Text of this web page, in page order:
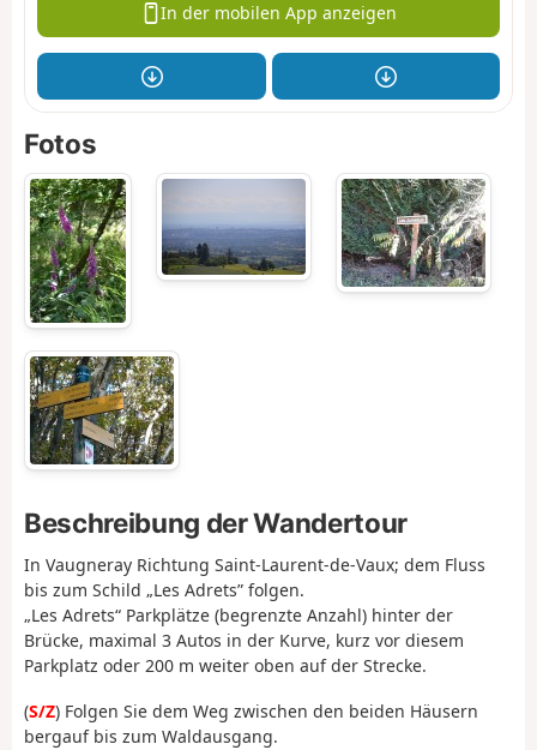
In der mobilen App anzeigen
Fotos
Beschreibung der Wandertour
In Vaugneray Richtung Saint-Laurent-de-Vaux; dem Fluss
bis zum Schild „Les Adrets” folgen.
„Les Adrets“ Parkplätze (begrenzte Anzahl) hinter der
Brücke, maximal 3 Autos in der Kurve, kurz vor diesem
Parkplatz oder 200 m weiter oben auf der Strecke.
(S/Z) Folgen Sie dem Weg zwischen den beiden Häusern
bergauf bis zum Waldausgang.